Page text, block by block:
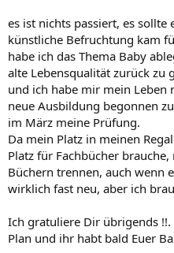
es ist nichts passiert, es sollte
künstliche Befruchtung kam
habe ich das Thema Baby
alte Lebensqualität zurück zu
und ich habe mir mein Leben
neue Ausbildung begonnen
im März meine Prüfung.
Da mein Platz in meinen
Platz für Fachbücher
Büchern trennen, auch wenn
wirklich fast neu, aber ich
Ich gratuliere Dir übrigends
Plan und ihr habt bald Euer